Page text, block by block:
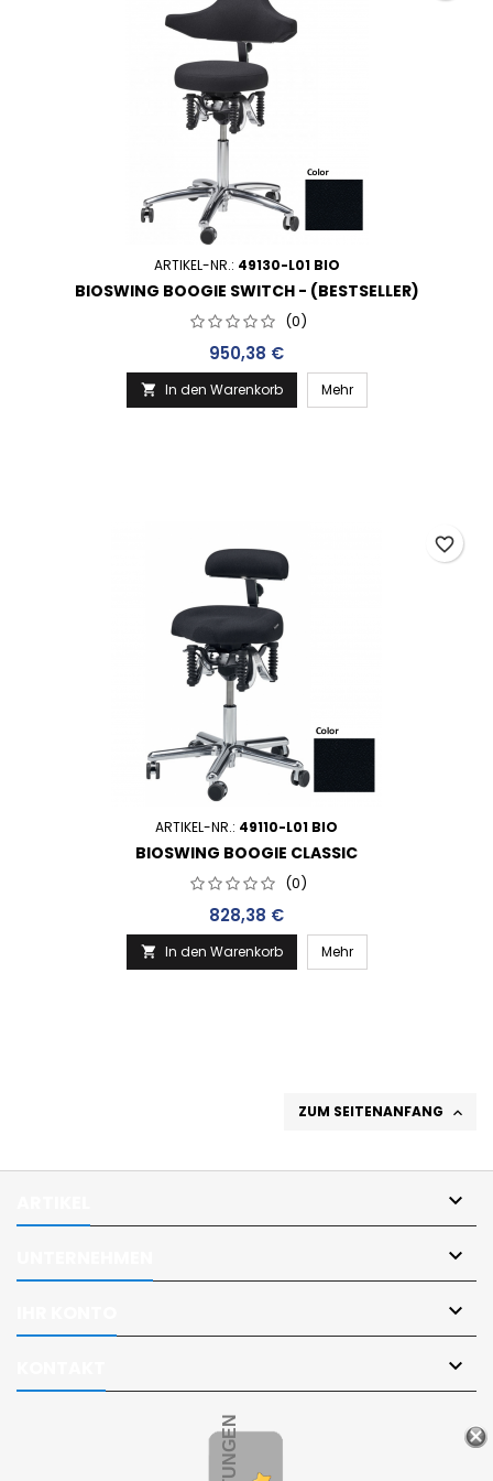
ARTIKEL-NR.: 49130-L01 BIO
BIOSWING BOOGIE SWITCH - (BESTSELLER)
(0)
Preis
950,38 €
 In den Warenkorb Mehr
ARTIKEL-NR.: 49110-L01 BIO
BIOSWING BOOGIE CLASSIC
(0)
Preis
828,38 €
 In den Warenkorb Mehr
favorite_border
ZUM SEITENANFANG 



